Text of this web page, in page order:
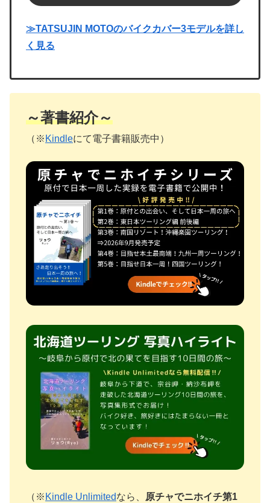
≫TATSUJIN MOTOのバイクカバー3モデルを詳し
く見る
～著書紹介～
（※ Kindleにて電子書籍販売中）
（※ Kindle Unlimitedなら、
原チャでニホイチ第1